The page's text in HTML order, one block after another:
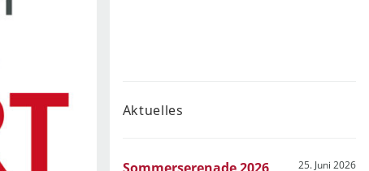
Aktuelles
25. Juni 2026